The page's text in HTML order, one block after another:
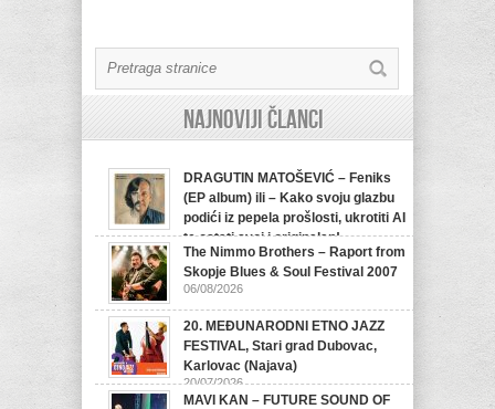
Najnoviji članci
DRAGUTIN MATOŠEVIĆ – Feniks
(EP album) ili – Kako svoju glazbu
podići iz pepela prošlosti, ukrotiti AI
te ostati svoj i originalan!
07/08/2026
The Nimmo Brothers – Raport from
Skopje Blues & Soul Festival 2007
06/08/2026
20. MEĐUNARODNI ETNO JAZZ
FESTIVAL, Stari grad Dubovac,
Karlovac (Najava)
20/07/2026
MAVI KAN – FUTURE SOUND OF